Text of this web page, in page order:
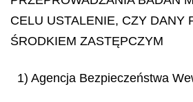
CELU USTALENIE, CZY DANY
ŚRODKIEM ZASTĘPCZYM
1) Agencja Bezpieczeństwa